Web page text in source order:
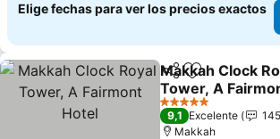
Elige fechas para ver los precios exactos
CompartirAgregar a
Makkah Clock
Tower, A
Ver precios
5 Estrellas
9,1 Excelente
Makkah